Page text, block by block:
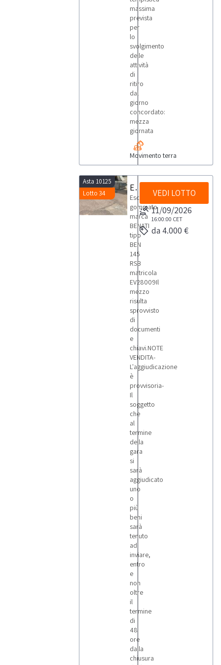
massima
prevista
per
lo
svolgimento
delle
attività
di
ritiro
dal
giorno
concordato:
mezza
giornata
Movimento terra
Asta 10125
Lotto 34
Escavatore Benati
Escavatore
gommato
marca
BENATI
tipo
BEN
145
RSB
matricola
EV28009Il
mezzo
risulta
sprovvisto
di
documenti
e
chiavi.NOTE
VENDITA-
L'aggiudicazione
è
provvisoria-
Il
soggetto
che
al
termine
della
gara
si
sarà
aggiudicato
uno
o
più
beni
sarà
tenuto
ad
inviare,
entro
e
non
oltre
il
termine
di
48
ore
dalla
chiusura
VEDI LOTTO
11/09/2026
16:00:00 CET
da 4.000 €